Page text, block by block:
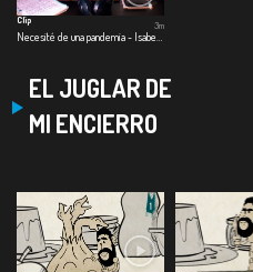
Clip
3m
EL JUGLAR DE
MI ENCIERRO